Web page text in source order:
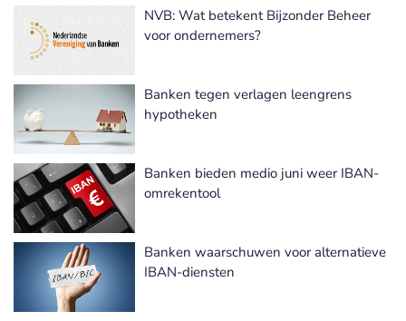
NVB: Wat betekent Bijzonder Beheer
voor ondernemers?
Banken tegen verlagen leengrens
hypotheken
Banken bieden medio juni weer IBAN-
omrekentool
Banken waarschuwen voor alternatieve
IBAN-diensten